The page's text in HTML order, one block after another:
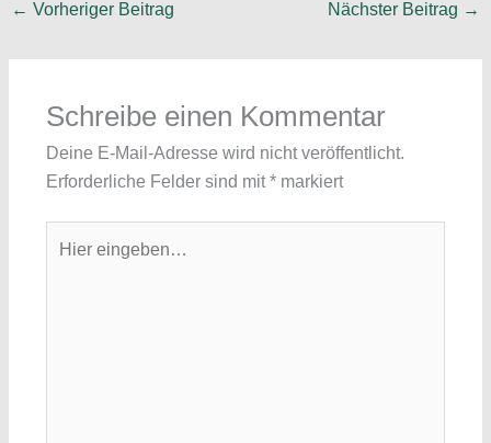
← Vorheriger Beitrag Nächster Beitrag →
Schreibe einen Kommentar
Deine E-Mail-Adresse wird nicht veröffentlicht.
Erforderliche Felder sind mit*markiert
eingeben…